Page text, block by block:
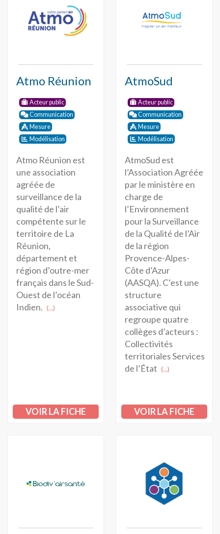
Atmo Réunion
Acteur public
Communication
Mesure
Modélisation
Atmo Réunion est
une association
agréée de
surveillance de la
qualité de l’air
compétente sur le
territoire de La
Réunion,
département et
région d’outre-mer
français dans le Sud-
Ouest de l’océan
Indien. (...)
VOIR LA FICHE
AtmoSud
Acteur public
Communication
Mesure
Modélisation
AtmoSud est
l’Association Agréée
par le ministère en
charge de
l’Environnement
pour la Surveillance
de la Qualité de l’Air
de la région
Provence-Alpes-
Côte d’Azur
(AASQA). C’est une
structure
associative qui
regroupe quatre
collèges d’acteurs :
Collectivités
territoriales Services
de l’État (...)
VOIR LA FICHE